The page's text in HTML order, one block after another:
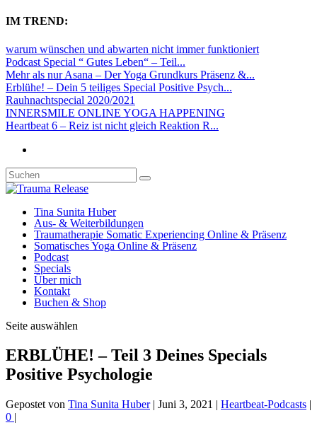
IM TREND:
warum wünschen und abwarten nicht immer funktioniert
Podcast Special “ Gutes Leben“ – Teil...
Mehr als nur Asana – Der Yoga Grundkurs Präsenz &...
Erblühe! – Dein 5 teiliges Special Positive Psych...
Rauhnachtspecial 2020/2021
INNERSMILE ONLINE YOGA HAPPENING
Heartbeat 6 – Reiz ist nicht gleich Reaktion R...
Tina Sunita Huber
Aus- & Weiterbildungen
Traumatherapie Somatic Experiencing Online & Präsenz
Somatisches Yoga Online & Präsenz
Podcast
Specials
Über mich
Kontakt
Buchen & Shop
Seite auswählen
ERBLÜHE! – Teil 3 Deines Specials
Positive Psychologie
Gepostet von Tina Sunita Huber| Juni 3, 2021 | Heartbeat-Podcasts |
0 |